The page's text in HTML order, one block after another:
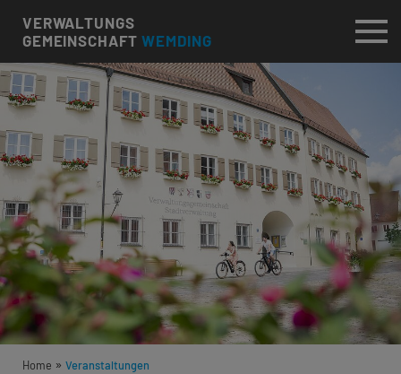
VERWALTUNGS
GEMEINSCHAFTWEMDING
Home » Veranstaltungen